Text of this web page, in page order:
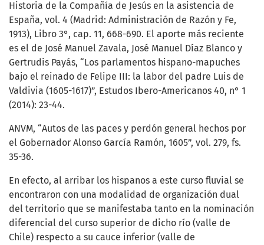
Historia de la Compañía de Jesús en la asistencia de
España, vol. 4 (Madrid: Administración de Razón y Fe,
1913), Libro 3°, cap. 11, 668-690. El aporte más reciente
es el de José Manuel Zavala, José Manuel Díaz Blanco y
Gertrudis Payás, “Los parlamentos hispano-mapuches
bajo el reinado de Felipe III: la labor del padre Luis de
Valdivia (1605-1617)”, Estudos Ibero-Americanos 40, n° 1
(2014): 23-44.
ANVM, “Autos de las paces y perdón general hechos por
el Gobernador Alonso García Ramón, 1605”, vol. 279, fs.
35-36.
En efecto, al arribar los hispanos a este curso fluvial se
encontraron con una modalidad de organización dual
del territorio que se manifestaba tanto en la nominación
diferencial del curso superior de dicho río (valle de
Chile) respecto a su cauce inferior (valle de